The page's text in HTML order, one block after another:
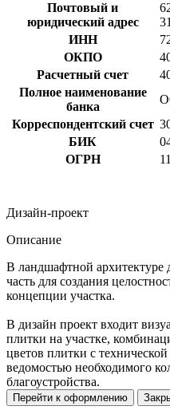
Почтовый и
юридический адрес
ИНН
ОКПО
Расчетный счет
Полное наименование
банка
Корреспондентский счет
БИК
ОГРН
Дизайн-проект
Описание
В ландшафтной архитектуре
часть для создания
концепции участка.
В дизайн проект входит
плитки на участке,
цветов плитки с
ведомостью необходимого
благоустройства.
Перейти к оформлению